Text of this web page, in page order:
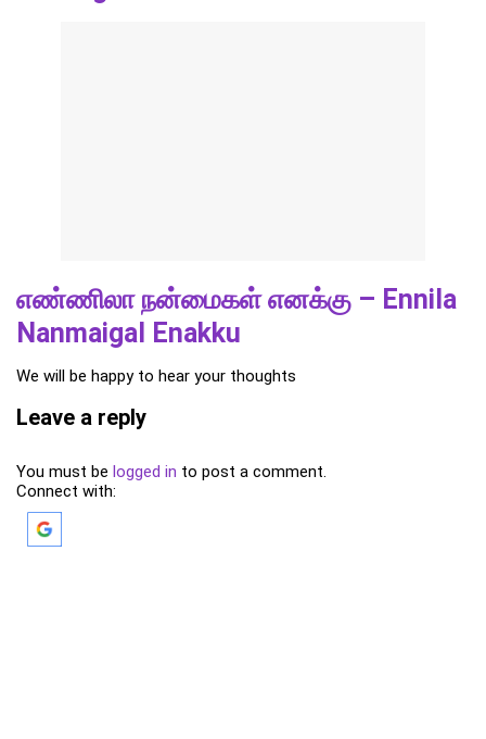
எண்ணிலா நன்மைகள் எனக்கு – Ennila
Nanmaigal Enakku
We will be happy to hear your thoughts
Leave a reply
You must be logged in to post a comment.
Connect with: